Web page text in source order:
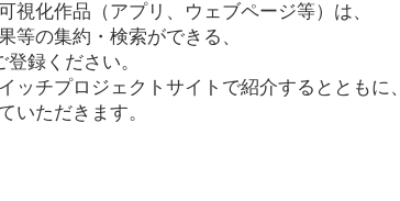
視化作品（アプリ、ウェブページ等）は、
等の集約・検索ができる、
登録ください。
ッチプロジェクトサイトで紹介するとともに、
いただきます。